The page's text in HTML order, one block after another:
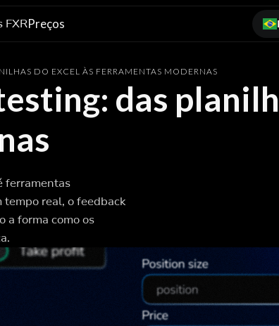
FXRPreços
DO EXCEL ÀS FERRAMENTAS MODERNAS
das
ferramentas
tempo real, o feedback
a forma como os